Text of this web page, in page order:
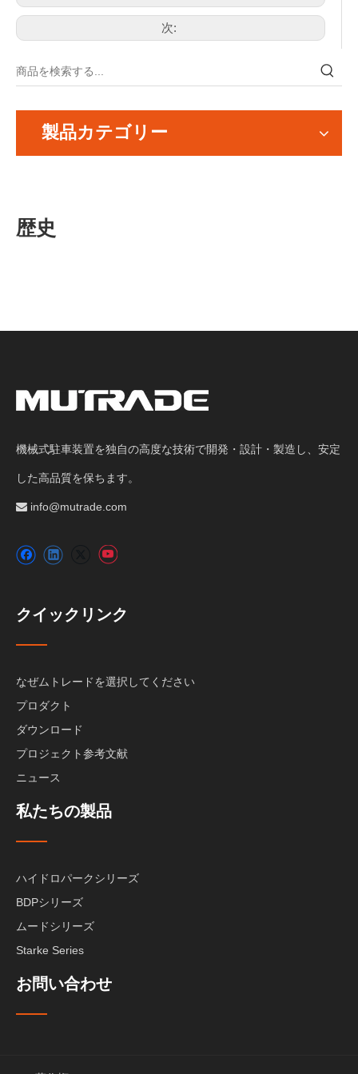
次:
製品カテゴリー
歴史
機械式駐車装置を独自の高度な技術で開発・設計・製造し、安定
した高品質を保ちます。
 info@mutrade.com
クイックリンク
なぜムトレードを選択してください
プロダクト
ダウンロード
プロジェクト参考文献
ニュース
私たちの製品
ハイドロパークシリーズ
BDPシリーズ
ムードシリーズ
Starke Series
お問い合わせ